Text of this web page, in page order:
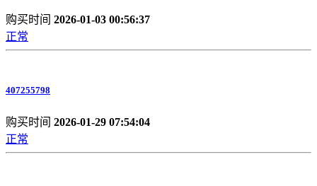
购买时间 2026-01-03 00:56:37
正常
407255798
购买时间 2026-01-29 07:54:04
正常